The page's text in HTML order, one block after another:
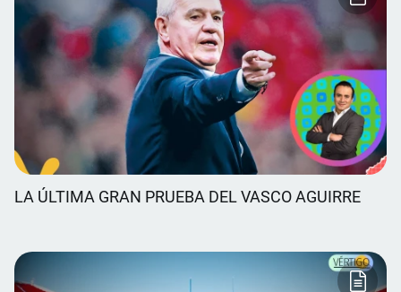
LA ÚLTIMA GRAN PRUEBA DEL VASCO AGUIRRE